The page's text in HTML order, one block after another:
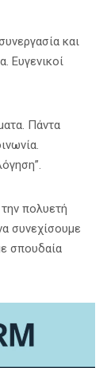
και
Ευγενικοί
Πάντα
πολυετή
συνεχίσουμε
σπουδαία